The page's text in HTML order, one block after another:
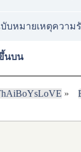
บหมายเหตุความ
นบน
»